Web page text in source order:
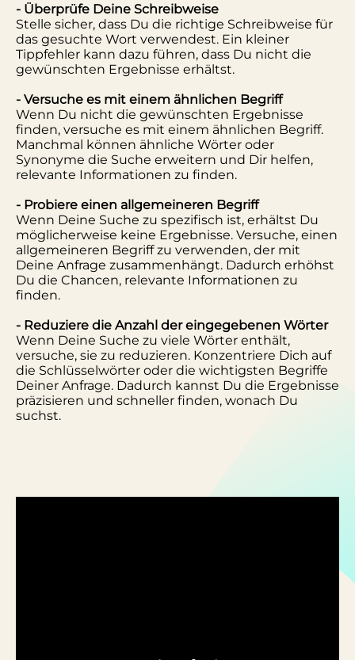
- Überprüfe Deine Schreibweise
Stelle sicher, dass Du die richtige Schreibweise für
das gesuchte Wort verwendest. Ein kleiner
Tippfehler kann dazu führen, dass Du nicht die
gewünschten Ergebnisse erhältst.
- Versuche es mit einem ähnlichen Begriff
Wenn Du nicht die gewünschten Ergebnisse
finden, versuche es mit einem ähnlichen Begriff.
Manchmal können ähnliche Wörter oder
Synonyme die Suche erweitern und Dir helfen,
relevante Informationen zu finden.
- Probiere einen allgemeineren Begriff
Wenn Deine Suche zu spezifisch ist, erhältst Du
möglicherweise keine Ergebnisse. Versuche, einen
allgemeineren Begriff zu verwenden, der mit
Deine Anfrage zusammenhängt. Dadurch erhöhst
Du die Chancen, relevante Informationen zu
finden.
- Reduziere die Anzahl der eingegebenen Wörter
Wenn Deine Suche zu viele Wörter enthält,
versuche, sie zu reduzieren. Konzentriere Dich auf
die Schlüsselwörter oder die wichtigsten Begriffe
Deiner Anfrage. Dadurch kannst Du die Ergebnisse
präzisieren und schneller finden, wonach Du
suchst.